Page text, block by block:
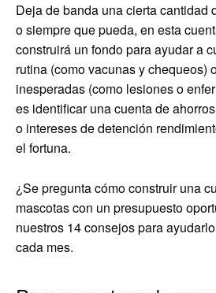
Deja de banda una cierta cantidad
o siempre que pueda, en esta
construirá un fondo para ayudar a
rutina (como vacunas y chequeos)
inesperadas (como lesiones o
es identificar una cuenta de
o intereses de detención
el fortuna.
¿Se pregunta cómo construir una
mascotas con un presupuesto
nuestros 14 consejos para
cada mes.